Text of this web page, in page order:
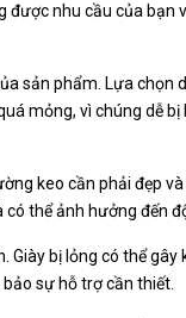
nhu cầu của bạn
sản phẩm. Lựa chọn
mỏng, vì chúng dễ bị
keo cần phải đẹp
thể ảnh hưởng đến
Giày bị lỏng có thể
sự hỗ trợ cần thiết.